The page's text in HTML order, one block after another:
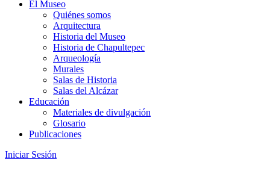
El Museo
Quiénes somos
Arquitectura
Historia del Museo
Historia de Chapultepec
Arqueología
Murales
Salas de Historia
Salas del Alcázar
Educación
Materiales de divulgación
Glosario
Publicaciones
Iniciar Sesión